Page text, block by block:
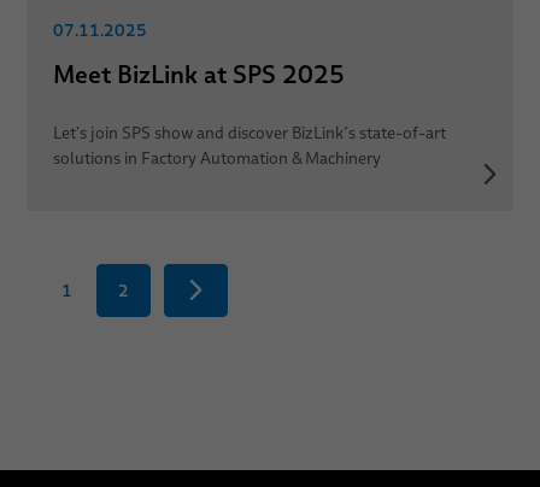
07.11.2025
Meet BizLink at SPS 2025
Let's join SPS show and discover BizLink´s state-of-art
solutions in Factory Automation & Machinery
1 2